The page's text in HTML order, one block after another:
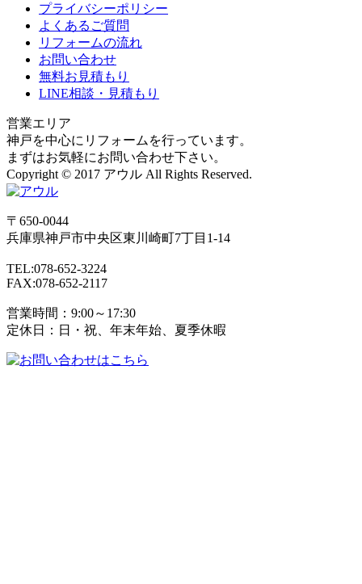
プライバシーポリシー
よくあるご質問
リフォームの流れ
お問い合わせ
無料お見積もり
LINE相談・見積もり
営業エリア
神戸を中心にリフォームを行っています。
まずはお気軽にお問い合わせ下さい。
Copyright © 2017 アウル All Rights Reserved.
〒650-0044
兵庫県神戸市中央区東川崎町7丁目1-14
TEL:078-652-3224
FAX:078-652-2117
営業時間：9:00～17:30
定休日：日・祝、年末年始、夏季休暇